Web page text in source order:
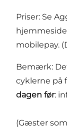
Priser: Se
mobilepay.
Bemærk:
cyklerne på
dagen før:
(Gæster